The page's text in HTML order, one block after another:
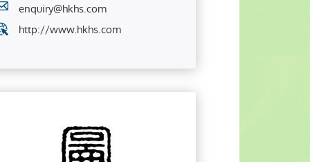
enquiry@hkhs.com
http://www.hkhs.com